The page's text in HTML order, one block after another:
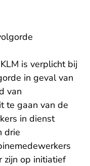
is verplicht bij
in geval van
van
te gaan van de
in dienst
drie
zijn op initiatief